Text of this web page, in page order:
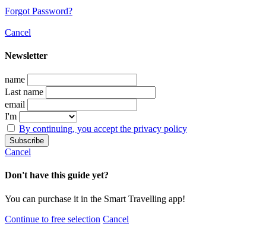
Forgot Password?
Cancel
Newsletter
name
Last name
email
I'm
By continuing, you accept the privacy policy
Cancel
Don't have this guide yet?
You can purchase it in the Smart Travelling app!
Continue to free selection Cancel